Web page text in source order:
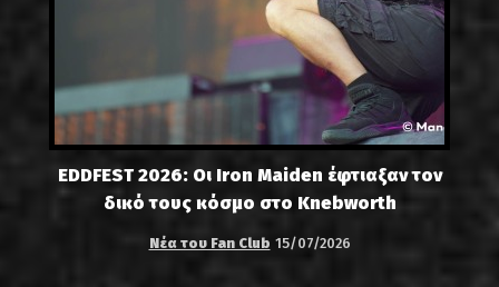
EDDFEST 2026: Οι Iron Maiden έφτιαξαν τον
δικό τους κόσμο στο Knebworth
Νέα του Fan Club 15/07/2026